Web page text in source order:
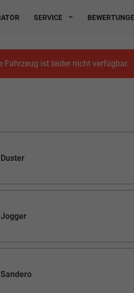
SERVICE
Fahrzeug ist leider nicht verfügbar.